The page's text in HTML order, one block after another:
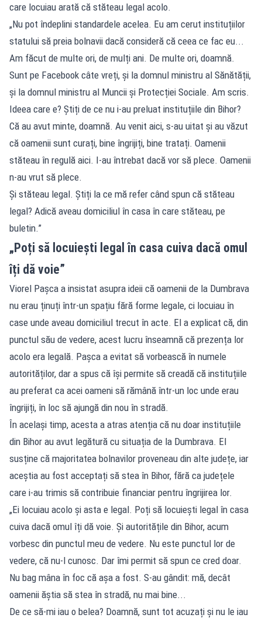
care locuiau arată că stăteau legal acolo.
„Nu pot îndeplini standardele acelea. Eu am cerut instituțiilor
statului să preia bolnavii dacă consideră că ceea ce fac eu...
Am făcut de multe ori, de mulți ani. De multe ori, doamnă.
Sunt pe Facebook câte vreți, și la domnul ministru al Sănătății,
și la domnul ministru al Muncii și Protecției Sociale. Am scris.
Ideea care e? Știți de ce nu i-au preluat instituțiile din Bihor?
Că au avut minte, doamnă. Au venit aici, s-au uitat și au văzut
că oamenii sunt curați, bine îngrijiți, bine tratați. Oamenii
stăteau în regulă aici. I-au întrebat dacă vor să plece. Oamenii
n-au vrut să plece.
Și stăteau legal. Știți la ce mă refer când spun că stăteau
legal? Adică aveau domiciliul în casa în care stăteau, pe
buletin.”
„Poți să locuiești legal în casa cuiva dacă omul
îți dă voie”
Viorel Pașca a insistat asupra ideii că oamenii de la Dumbrava
nu erau ținuți într-un spațiu fără forme legale, ci locuiau în
case unde aveau domiciliul trecut în acte. El a explicat că, din
punctul său de vedere, acest lucru înseamnă că prezența lor
acolo era legală. Pașca a evitat să vorbească în numele
autorităților, dar a spus că își permite să creadă că instituțiile
au preferat ca acei oameni să rămână într-un loc unde erau
îngrijiți, în loc să ajungă din nou în stradă.
În același timp, acesta a atras atenția că nu doar instituțiile
din Bihor au avut legătură cu situația de la Dumbrava. El
susține că majoritatea bolnavilor proveneau din alte județe, iar
aceștia au fost acceptați să stea în Bihor, fără ca județele
care i-au trimis să contribuie financiar pentru îngrijirea lor.
„Ei locuiau acolo și asta e legal. Poți să locuiești legal în casa
cuiva dacă omul îți dă voie. Și autoritățile din Bihor, acum
vorbesc din punctul meu de vedere. Nu este punctul lor de
vedere, că nu-l cunosc. Dar îmi permit să spun ce cred doar.
Nu bag mâna în foc că așa a fost. S-au gândit: mă, decât
oamenii ăștia să stea în stradă, nu mai bine...
De ce să-mi iau o belea? Doamnă, sunt tot acuzați și nu le iau